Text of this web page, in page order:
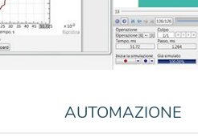
AUTOMAZIONE